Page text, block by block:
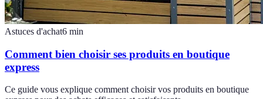
Astuces d'achat6 min
Comment bien choisir ses produits en boutique
express
Ce guide vous explique comment choisir vos produits en boutique